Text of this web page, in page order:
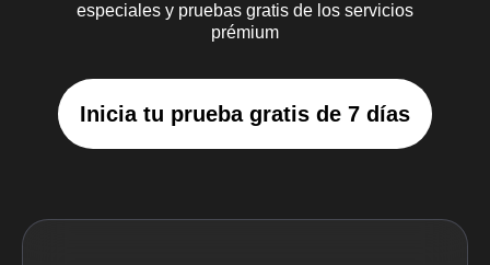
especiales y pruebas gratis de los servicios
prémium
Inicia tu prueba gratis de 7 días